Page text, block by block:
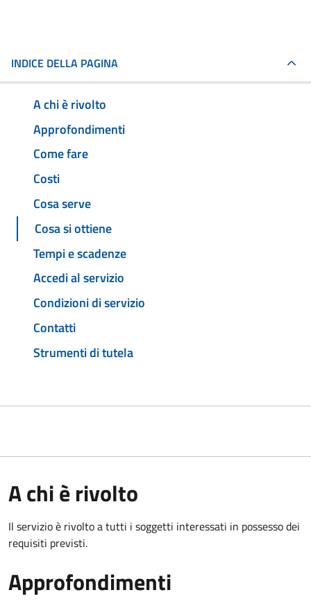
INDICE DELLA PAGINA
A chi è rivolto
Approfondimenti
Come fare
Costi
Cosa serve
Cosa si ottiene
Tempi e scadenze
Accedi al servizio
Condizioni di servizio
Contatti
Strumenti di tutela
A chi è rivolto
Il servizio è rivolto a tutti i soggetti interessati in possesso dei
requisiti previsti.
Approfondimenti